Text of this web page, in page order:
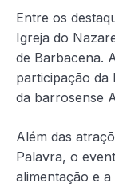
Entre os
Igreja do
de Barbacena.
participação da
da barrosense
Além das
Palavra, o
alimentação e